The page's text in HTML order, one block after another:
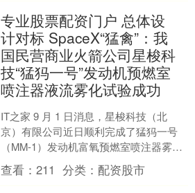
专业股票配资门户 总体设
计对标 SpaceX“猛禽”：我
国民营商业火箭公司星梭科
技“猛犸一号”发动机预燃室
喷注器液流雾化试验成功
IT之家 9 月 1 日消息，星梭科技（北
京）有限公司近日顺利完成了猛犸一号
（MM-1）发动机富氧预燃室喷注器雾化
试验，对喷注器设计方案进行了全面的
试验筛选和验....
查看：211 分类：配资股市